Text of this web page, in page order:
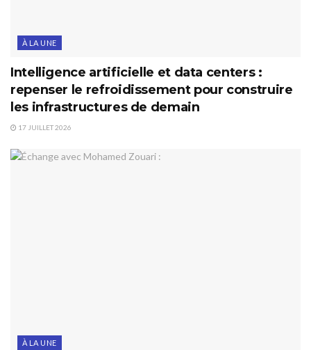
À LA UNE
Intelligence artificielle et data centers :
repenser le refroidissement pour construire
les infrastructures de demain
17 JUILLET 2026
À LA UNE